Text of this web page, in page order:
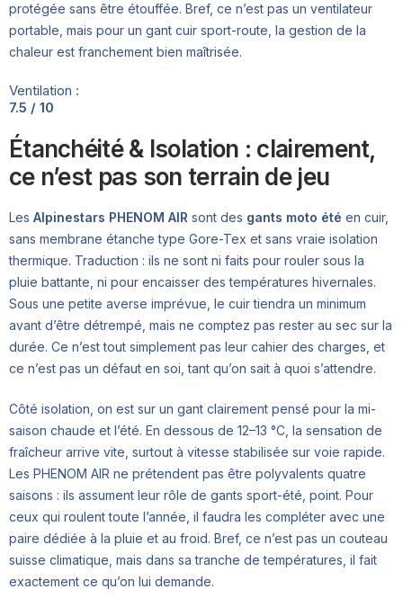
protégée sans être étouffée. Bref, ce n’est pas un ventilateur
portable, mais pour un gant cuir sport-route, la gestion de la
chaleur est franchement bien maîtrisée.
Ventilation :
7.5 / 10
Étanchéité & Isolation : clairement,
ce n’est pas son terrain de jeu
Les Alpinestars PHENOM AIR sont des gants moto été en cuir,
sans membrane étanche type Gore-Tex et sans vraie isolation
thermique. Traduction : ils ne sont ni faits pour rouler sous la
pluie battante, ni pour encaisser des températures hivernales.
Sous une petite averse imprévue, le cuir tiendra un minimum
avant d’être détrempé, mais ne comptez pas rester au sec sur la
durée. Ce n’est tout simplement pas leur cahier des charges, et
ce n’est pas un défaut en soi, tant qu’on sait à quoi s’attendre.
Côté isolation, on est sur un gant clairement pensé pour la mi-
saison chaude et l’été. En dessous de 12–13 °C, la sensation de
fraîcheur arrive vite, surtout à vitesse stabilisée sur voie rapide.
Les PHENOM AIR ne prétendent pas être polyvalents quatre
saisons : ils assument leur rôle de gants sport-été, point. Pour
ceux qui roulent toute l’année, il faudra les compléter avec une
paire dédiée à la pluie et au froid. Bref, ce n’est pas un couteau
suisse climatique, mais dans sa tranche de températures, il fait
exactement ce qu’on lui demande.